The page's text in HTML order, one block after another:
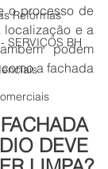
Reformas
SERVIÇOS BH
o processo de
localização e a
podem
a fachada
DEVE